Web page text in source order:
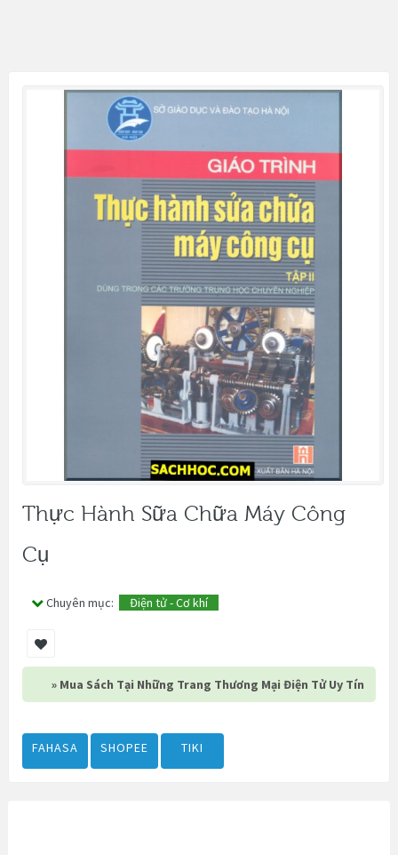
Thực Hành Sữa Chữa Máy Công
Cụ
Chuyên mục: Điện tử - Cơ khí
» Mua Sách Tại Những Trang Thương Mại Điện Tử Uy Tín
FAHASA SHOPEE TIKI